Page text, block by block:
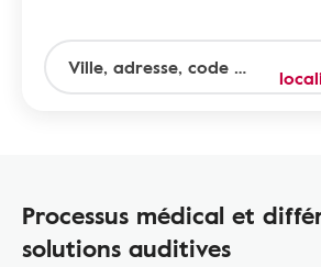
Processus médical et
solutions auditives